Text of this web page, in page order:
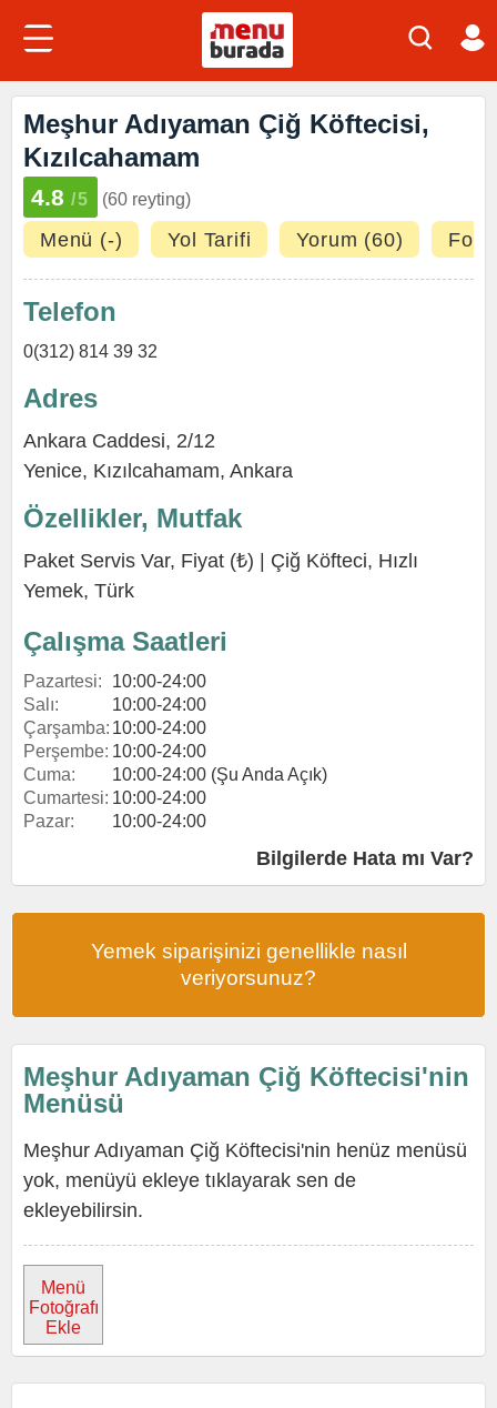
Meşhur Adıyaman Çiğ Köftecisi,
Kızılcahamam
4.8 /5 (60 reyting)
Menü (-) Yol Tarifi Yorum (60)
Telefon
0(312) 814 39 32
Adres
Ankara Caddesi, 2/12
Yenice, Kızılcahamam, Ankara
Özellikler, Mutfak
Paket Servis Var, Fiyat (₺) | Çiğ Köfteci, Hızlı
Yemek, Türk
Çalışma Saatleri
Pazartesi:
10:00-24:00
Salı:
10:00-24:00
Çarşamba: 10:00-24:00
Perşembe: 10:00-24:00
Cuma:
10:00-24:00 (Şu Anda Açık)
Cumartesi: 10:00-24:00
Pazar:
10:00-24:00
Bilgilerde Hata mı Var?
Yemek siparişinizi genellikle nasıl
veriyorsunuz?
Meşhur Adıyaman Çiğ Köftecisi'nin
Menüsü
Meşhur Adıyaman Çiğ Köftecisi'nin henüz menüsü
yok, menüyü ekleye tıklayarak sen de
ekleyebilirsin.
Menü
Fotoğrafı
Ekle